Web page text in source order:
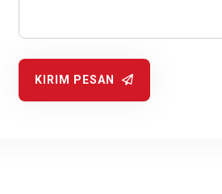
KIRIM PESAN